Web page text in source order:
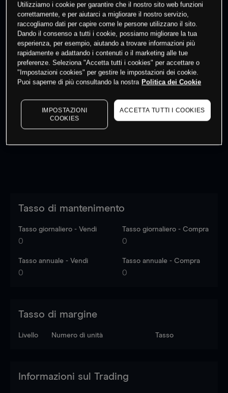
questo prodotto
Fai trading
I prezzi sono solo indicativi. Accediper vedere gli ultimi
dati di mercato
to see latest market data
Tasso di mantenimento
Tasso giornaliero - Vendi
0
Tasso giornaliero - Compra
0
Tasso annuale - Vendi
0
Tasso annuale - Compra
0
Tasso di margine
Livello Numero di unità Tasso
Informazioni sul Trading
Utilizziamo i cookie per garantire che il nostro sito web funzioni
correttamente, e per aiutarci a migliorare il nostro servizio,
raccogliamo dati per capire come le persone utilizzano il sito.
Dando il consenso a tutti i cookie, possiamo migliorare la tua
esperienza, per esempio, aiutando a trovare informazioni più
rapidamente e adattando i contenuti o il marketing alle tue
preferenze. Seleziona "Accetta tutti i cookies" per accettare o
"Impostazioni cookies" per gestire le impostazioni dei cookie.
Puoi saperne di più consultando la nostra Politica dei Cookie
IMPOSTAZIONI
COOKIES
ACCETTA TUTTI I COOKIES